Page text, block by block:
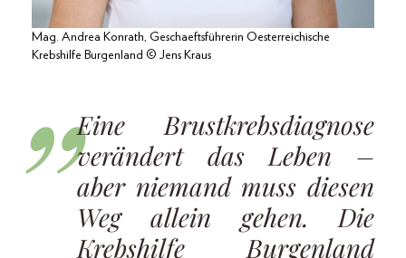
Mag. Andrea Konrath, Geschaeftsführerin Oesterreichische
Krebshilfe Burgenland © Jens Kraus
Eine Brustkrebsdiagnose
verändert das Leben –
aber niemand muss diesen
Weg allein gehen. Die
Krebshilfe Burgenland